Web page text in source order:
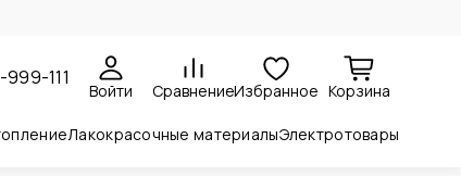
111
Войти СравнениеИзбранное Корзина
Лакокрасочные материалыЭлектротовары